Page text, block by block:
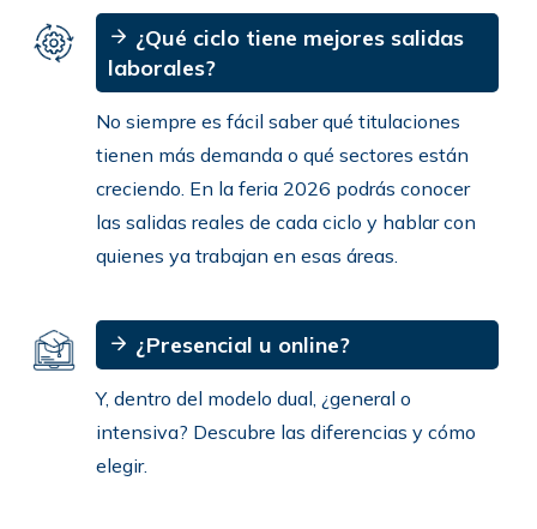
¿Qué ciclo tiene mejores salidas
laborales?
No siempre es fácil saber qué titulaciones
tienen más demanda o qué sectores están
creciendo. En la feria 2026 podrás conocer
las salidas reales de cada ciclo y hablar con
quienes ya trabajan en esas áreas.
¿Presencial u online?
Y, dentro del modelo dual, ¿general o
intensiva? Descubre las diferencias y cómo
elegir.